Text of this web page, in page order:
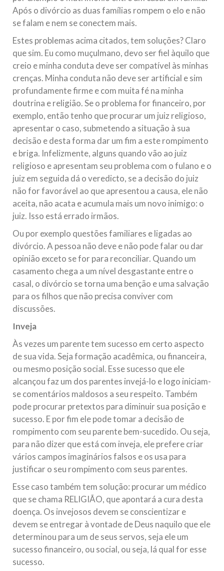
Após o divórcio as duas famílias rompem o elo e não
se falam e nem se conectem mais.
Estes problemas acima citados, tem soluções? Claro
que sim. Eu como muçulmano, devo ser fiel àquilo que
creio e minha conduta deve ser compatível às minhas
crenças. Minha conduta não deve ser artificial e sim
profundamente firme e com muita fé na minha
doutrina e religião. Se o problema for financeiro, por
exemplo, então tenho que procurar um juiz religioso,
apresentar o caso, submetendo a situação à sua
decisão e desta forma dar um fim a este rompimento
e briga. Infelizmente, alguns quando vão ao juiz
religioso e apresentam seu problema com o fulano e o
juiz em seguida dá o veredicto, se a decisão do juiz
não for favorável ao que apresentou a causa, ele não
aceita, não acata e acumula mais um novo inimigo: o
juiz. Isso está errado irmãos.
Ou por exemplo questões familiares e ligadas ao
divórcio. A pessoa não deve e não pode falar ou dar
opinião exceto se for para reconciliar. Quando um
casamento chega a um nível desgastante entre o
casal, o divórcio se torna uma benção e uma salvação
para os filhos que não precisa conviver com
discussões.
Inveja
Às vezes um parente tem sucesso em certo aspecto
de sua vida. Seja formação acadêmica, ou financeira,
ou mesmo posição social. Esse sucesso que ele
alcançou faz um dos parentes invejá-lo e logo iniciam-
se comentários maldosos a seu respeito. Também
pode procurar pretextos para diminuir sua posição e
sucesso. E por fim ele pode tomar a decisão de
rompimento com seu parente bem-sucedido. Ou seja,
para não dizer que está com inveja, ele prefere criar
vários campos imaginários falsos e os usa para
justificar o seu rompimento com seus parentes.
Esse caso também tem solução: procurar um médico
que se chama RELIGIÃO, que apontará a cura desta
doença. Os invejosos devem se conscientizar e
devem se entregar à vontade de Deus naquilo que ele
determinou para um de seus servos, seja ele um
sucesso financeiro, ou social, ou seja, lá qual for esse
sucesso.